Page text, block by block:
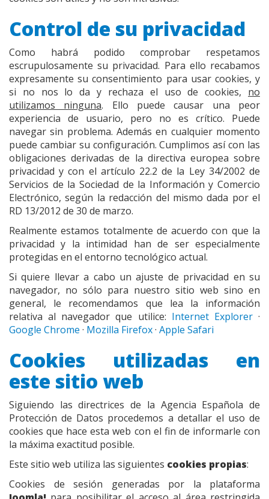
Control de su privacidad
Como habrá podido comprobar respetamos
escrupulosamente su privacidad. Para ello recabamos
expresamente su consentimiento para usar cookies, y
si no nos lo da y rechaza el uso de cookies, no
utilizamos ninguna. Ello puede causar una peor
experiencia de usuario, pero no es crítico. Puede
navegar sin problema. Además en cualquier momento
puede cambiar su configuración. Cumplimos así con las
obligaciones derivadas de la directiva europea sobre
privacidad y con el artículo 22.2 de la Ley 34/2002 de
Servicios de la Sociedad de la Información y Comercio
Electrónico, según la redacción del mismo dada por el
RD 13/2012 de 30 de marzo.
Realmente estamos totalmente de acuerdo con que la
privacidad y la intimidad han de ser especialmente
protegidas en el entorno tecnológico actual.
Si quiere llevar a cabo un ajuste de privacidad en su
navegador, no sólo para nuestro sitio web sino en
general, le recomendamos que lea la información
relativa al navegador que utilice: Internet Explorer·
Google Chrome · Mozilla Firefox· Apple Safari
Cookies utilizadas en
este sitio web
Siguiendo las directrices de la Agencia Española de
Protección de Datos procedemos a detallar el uso de
cookies que hace esta web con el fin de informarle con
la máxima exactitud posible.
Este sitio web utiliza las siguientes cookies propias:
Cookies de sesión generadas por la plataforma